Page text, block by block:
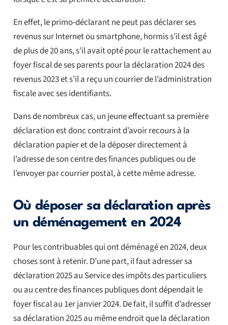
En effet, le primo-déclarant ne peut pas déclarer ses
revenus sur Internet ou smartphone, hormis s’il est âgé
de plus de 20 ans, s’il avait opté pour le rattachement au
foyer fiscal de ses parents pour la déclaration 2024 des
revenus 2023 et s’il a reçu un courrier de l’administration
fiscale avec ses identifiants.
Dans de nombreux cas, un jeune effectuant sa première
déclaration est donc contraint d’avoir recours à la
déclaration papier et de la déposer directement à
l’adresse de son centre des finances publiques ou de
l’envoyer par courrier postal, à cette même adresse.
Où déposer sa déclaration après
un déménagement en 2024
Pour les contribuables qui ont déménagé en 2024, deux
choses sont à retenir. D’une part, il faut adresser sa
déclaration 2025 au Service des impôts des particuliers
ou au centre des finances publiques dont dépendait le
foyer fiscal au 1er janvier 2024. De fait, il suffit d’adresser
sa déclaration 2025 au même endroit que la déclaration